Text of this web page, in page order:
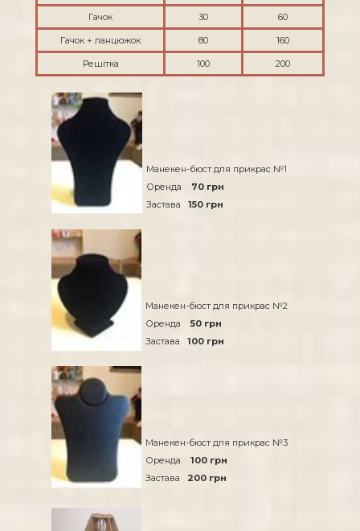
Гачок 30 60
Гачок + ланцюжок 80 160
Решітка 100 200
Манекен-бюст для прикрас №1
Оренда 70 грн
Застава 150 грн
Манекен-бюст для прикрас №2
Оренда 50 грн
Застава 100 грн
Манекен-бюст для прикрас №3
Оренда 100 грн
Застава 200 грн